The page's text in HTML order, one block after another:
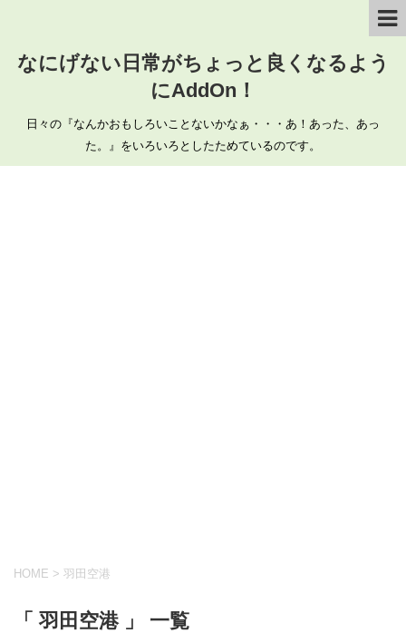
なにげない日常がちょっと良くなるよう
にAddOn！
日々の『なんかおもしろいことないかなぁ・・・あ！あった、あっ
た。』をいろいろとしたためているのです。
HOME > 羽田空港
「 羽田空港 」 一覧